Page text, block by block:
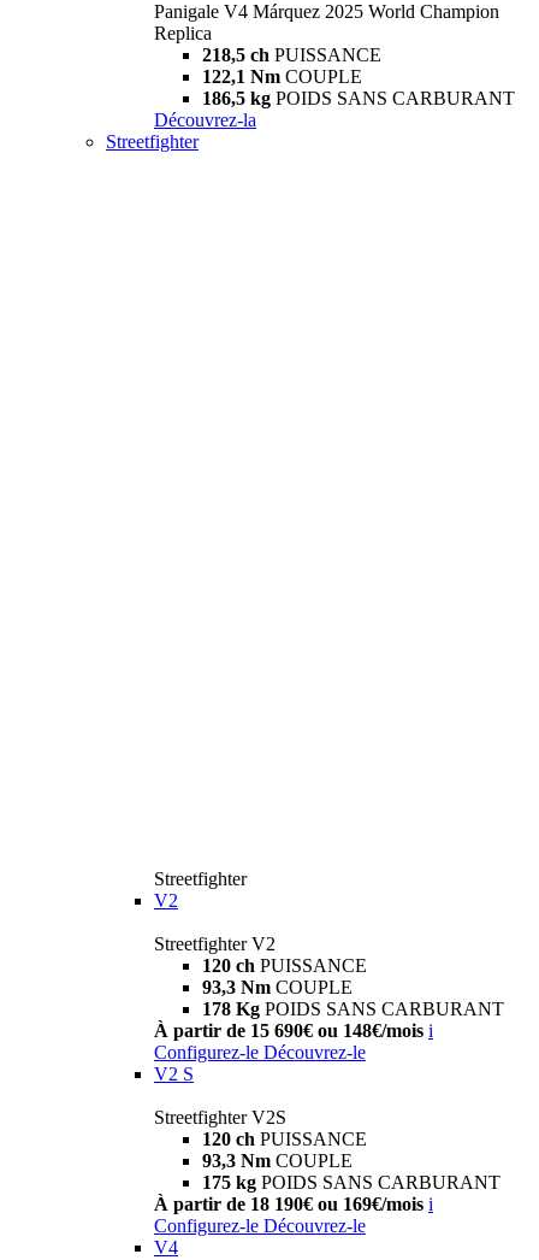
Panigale V4 Márquez 2025 World Champion
Replica
218,5 ch PUISSANCE
122,1 Nm COUPLE
186,5 kg POIDS SANS CARBURANT
Découvrez-la
Streetfighter
Streetfighter
V2
Streetfighter V2
120 ch PUISSANCE
93,3 Nm COUPLE
178 Kg POIDS SANS CARBURANT
À partir de 15 690€ ou 148€/mois i
Configurez-le Découvrez-le
V2 S
Streetfighter V2S
120 ch PUISSANCE
93,3 Nm COUPLE
175 kg POIDS SANS CARBURANT
À partir de 18 190€ ou 169€/mois i
Configurez-le Découvrez-le
V4